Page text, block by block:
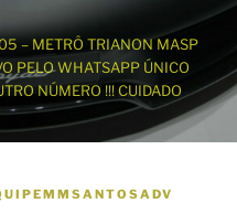
– METRÔ TRIANON MASP
PELO WHATSAPP ÚNICO
NÚMERO !!! CUIDADO